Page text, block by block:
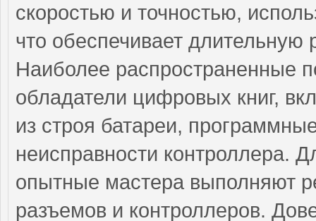
скоростью и точностью,
что обеспечивает
Наиболее распространенные
обладатели цифровых книг,
из строя батареи,
неисправности контроллера.
опытные мастера выполняют
разъемов и контроллеров.